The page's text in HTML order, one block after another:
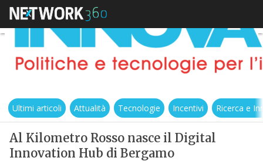
Ultimi articoli Attualità Tecnologie Incentivi Ricerca e
Al Kilometro Rosso nasce il Digital
Innovation Hub di Bergamo